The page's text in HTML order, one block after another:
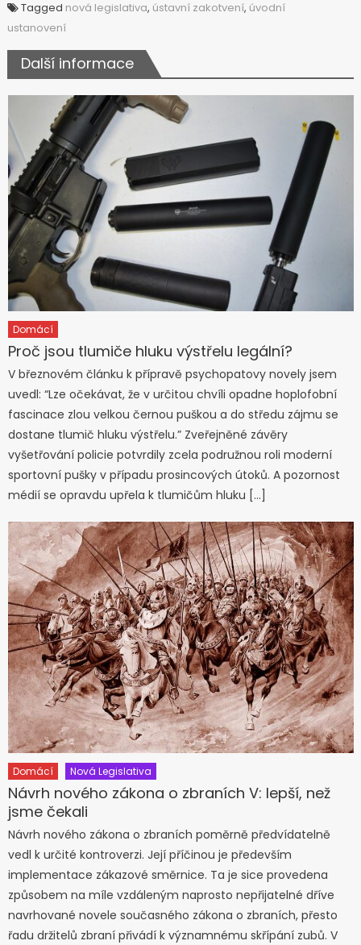
Tagged nová legislativa, ústavní zakotvení, úvodní
ustanovení
Další informace
Domácí
Proč jsou tlumiče hluku výstřelu legální?
V březnovém článku k přípravě psychopatovy novely jsem
uvedl: “Lze očekávat, že v určitou chvíli opadne hoplofobní
fascinace zlou velkou černou puškou a do středu zájmu se
dostane tlumič hluku výstřelu.” Zveřejněné závěry
vyšetřování policie potvrdily zcela podružnou roli moderní
sportovní pušky v případu prosincových útoků. A pozornost
médií se opravdu upřela k tlumičům hluku […]
Domácí Nová Legislativa
Návrh nového zákona o zbraních V: lepší, než
jsme čekali
Návrh nového zákona o zbraních poměrně předvídatelně
vedl k určité kontroverzi. Její příčinou je především
implementace zákazové směrnice. Ta je sice provedena
způsobem na míle vzdáleným naprosto nepřijatelné dříve
navrhované novele současného zákona o zbraních, přesto
řadu držitelů zbraní přivádí k významnému skřípání zubů. V